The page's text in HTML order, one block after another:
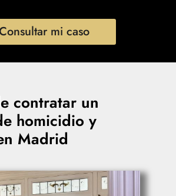
mi caso
contratar un
homicidio y
Madrid